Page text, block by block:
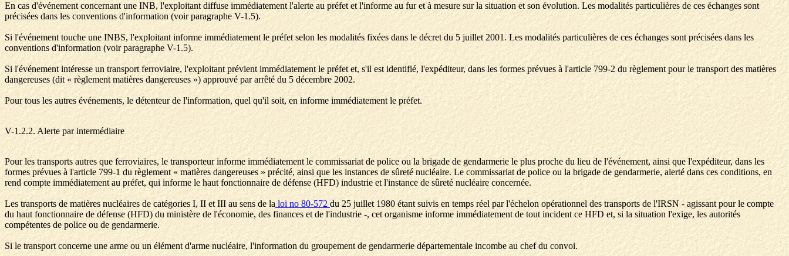
En cas d'événement concernant une INB, l'exploitant diffuse immédiatement l'alerte au préfet et l'informe au fur et à mesure sur la situation et son évolution. Les modalités particulières de ces échanges sont
précisées dans les conventions d'information (voir paragraphe V-1.5).
Si l'événement touche une INBS, l'exploitant informe immédiatement le préfet selon les modalités fixées dans le décret du 5 juillet 2001. Les modalités particulières de ces échanges sont précisées dans les
conventions d'information (voir paragraphe V-1.5).
Si l'événement intéresse un transport ferroviaire, l'exploitant prévient immédiatement le préfet et, s'il est identifié, l'expéditeur, dans les formes prévues à l'article 799-2 du règlement pour le transport des matières
dangereuses (dit « règlement matières dangereuses ») approuvé par arrêté du 5 décembre 2002.
Pour tous les autres événements, le détenteur de l'information, quel qu'il soit, en informe immédiatement le préfet.
V-1.2.2. Alerte par intermédiaire
Pour les transports autres que ferroviaires, le transporteur informe immédiatement le commissariat de police ou la brigade de gendarmerie le plus proche du lieu de l'événement, ainsi que l'expéditeur, dans les
formes prévues à l'article 799-1 du règlement « matières dangereuses » précité, ainsi que les instances de sûreté nucléaire. Le commissariat de police ou la brigade de gendarmerie, alerté dans ces conditions, en
rend compte immédiatement au préfet, qui informe le haut fonctionnaire de défense (HFD) industrie et l'instance de sûreté nucléaire concernée.
Les transports de matières nucléaires de catégories I, II et III au sens de laloi no 80-572du 25 juillet 1980 étant suivis en temps réel par l'échelon opérationnel des transports de l'IRSN - agissant pour le compte
du haut fonctionnaire de défense (HFD) du ministère de l'économie, des finances et de l'industrie -, cet organisme informe immédiatement de tout incident ce HFD et, si la situation l'exige, les autorités
compétentes de police ou de gendarmerie.
Si le transport concerne une arme ou un élément d'arme nucléaire, l'information du groupement de gendarmerie départementale incombe au chef du convoi.